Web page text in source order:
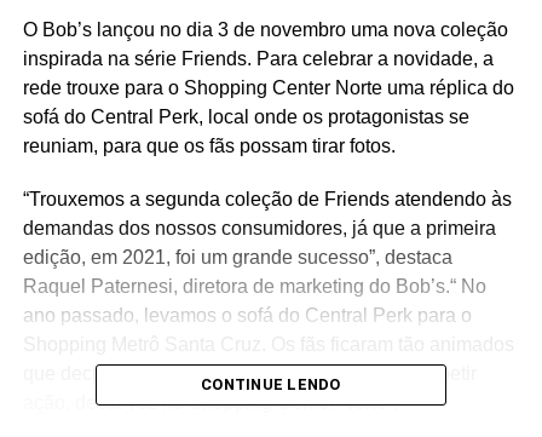
O Bob’s lançou no dia 3 de novembro uma nova coleção
inspirada na série Friends. Para celebrar a novidade, a
rede trouxe para o Shopping Center Norte uma réplica do
sofá do Central Perk, local onde os protagonistas se
reuniam, para que os fãs possam tirar fotos.
“Trouxemos a segunda coleção de Friends atendendo às
demandas dos nossos consumidores, já que a primeira
edição, em 2021, foi um grande sucesso”, destaca
Raquel Paternesi, diretora de marketing do Bob’s.“ No
ano passado, levamos o sofá do Central Perk para o
que decidimos aproveitar a oportunidade para repetir
ação, desta vez no Shopping Center Norte”.
CONTINUE LENDO